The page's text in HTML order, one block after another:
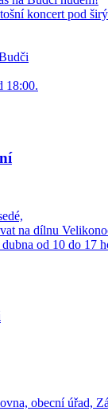
koncert pod
18:00.
na dílnu
dubna od 10 do 17
obecní úřad,